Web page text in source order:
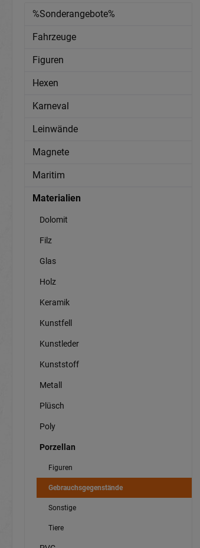
%Sonderangebote%
Fahrzeuge
Figuren
Hexen
Karneval
Leinwände
Magnete
Maritim
Materialien
Dolomit
Filz
Glas
Holz
Keramik
Kunstfell
Kunstleder
Kunststoff
Metall
Plüsch
Poly
Porzellan
Figuren
Gebrauchsgegenstände
Sonstige
Tiere